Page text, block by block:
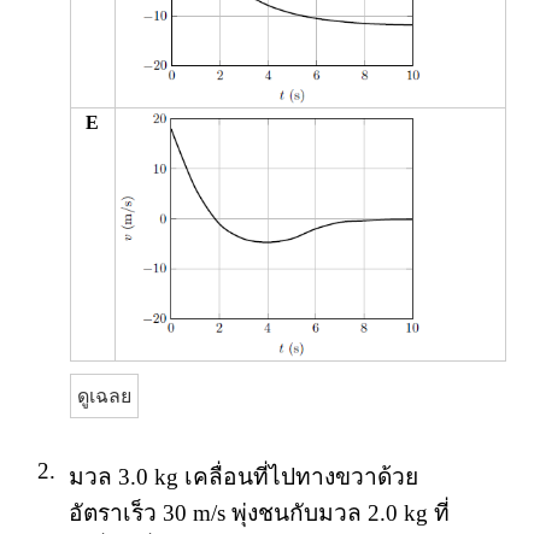
E
ดูเฉลย
2.
มวล 3.0 kg เคลื่อนที่ไปทางขวาด้วย
อัตราเร็ว 30 m/s พุ่งชนกับมวล 2.0 kg ที่